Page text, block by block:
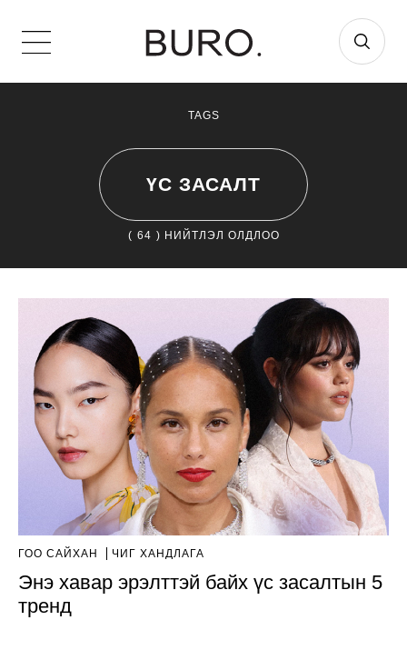
TAGS
ҮС ЗАСАЛТ
( 64 ) НИЙТЛЭЛ ОЛДЛОО
ГОО САЙХАН ЧИГ ХАНДЛАГА
Энэ хавар эрэлттэй байх үс засалтын 5
тренд